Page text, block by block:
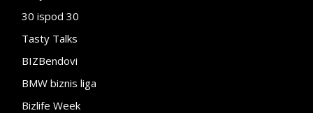
30 ispod 30
Tasty Talks
BIZBendovi
BMW biznis liga
Bizlife Week